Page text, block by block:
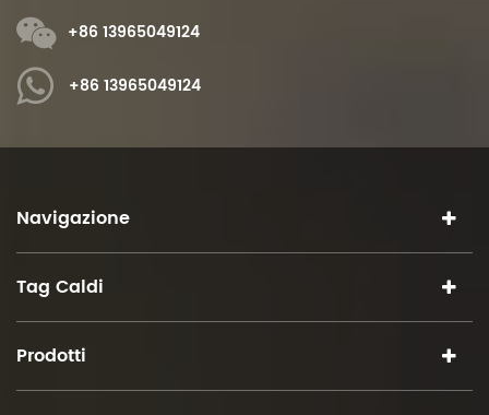
+86 13965049124
+86 13965049124
Navigazione
Tag Caldi
Prodotti